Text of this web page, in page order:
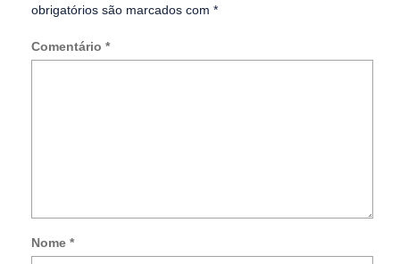
obrigatórios são marcados com *
Comentário *
Nome *